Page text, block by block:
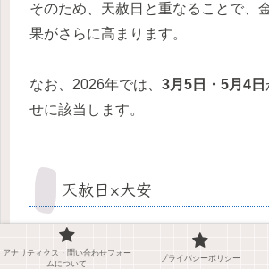
そのため、天赦日と重なることで、
果がさらに高まります。
なお、2026年では、 3月5日・5月4日
せに該当します。
天赦日×大安
さらに、大安との組み合わせもあり
アナリティクス・問い合わせフォー
ムについて
プライバシーポリシー